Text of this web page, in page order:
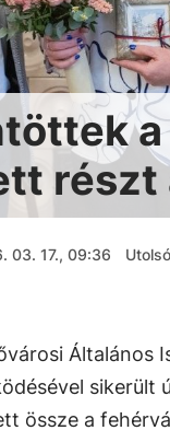
03. 17., 09:36
Általános
sikerült
össze a